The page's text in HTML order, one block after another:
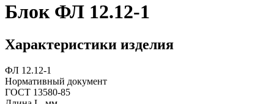
Блок ФЛ 12.12-1
Характеристики изделия
ФЛ 12.12-1
Нормативный документ
ГОСТ 13580-85